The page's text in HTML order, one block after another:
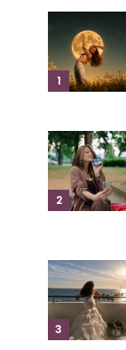
1
2
3